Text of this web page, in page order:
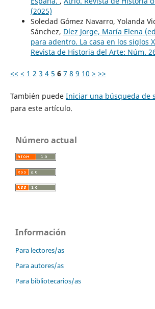
(2025)
Soledad Gómez Navarro, Yolanda
Sánchez, Díez Jorge, María Elena
para adentro. La casa en los siglos
Revista de Historia del Arte: Núm.
<< < 1 2 3 4 5 6 7 8 9 10 > >>
También puede Iniciar una búsqueda de
para este artículo.
Número actual
Información
Para lectores/as
Para autores/as
Para bibliotecarios/as